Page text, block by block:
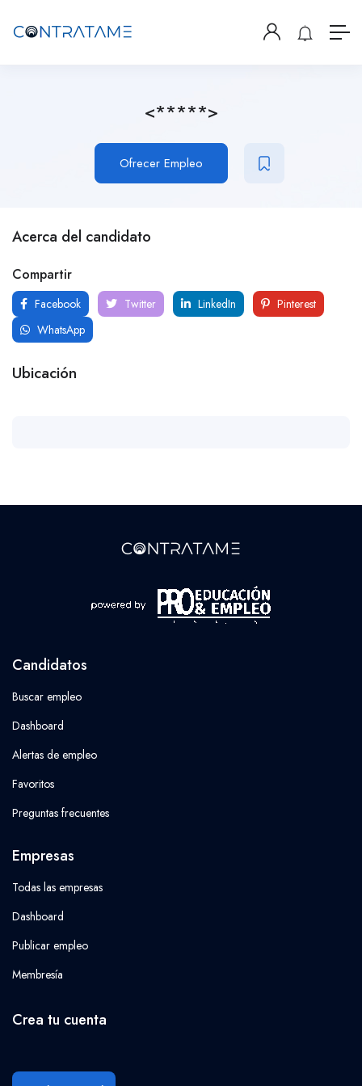
<*****>
Ofrecer Empleo
Acerca del candidato
Compartir
Facebook Twitter LinkedIn
Pinterest
WhatsApp
Ubicación
Candidatos
Buscar empleo
Dashboard
Alertas de empleo
Favoritos
Preguntas frecuentes
Empresas
Todas las empresas
Dashboard
Publicar empleo
Membresía
Crea tu cuenta